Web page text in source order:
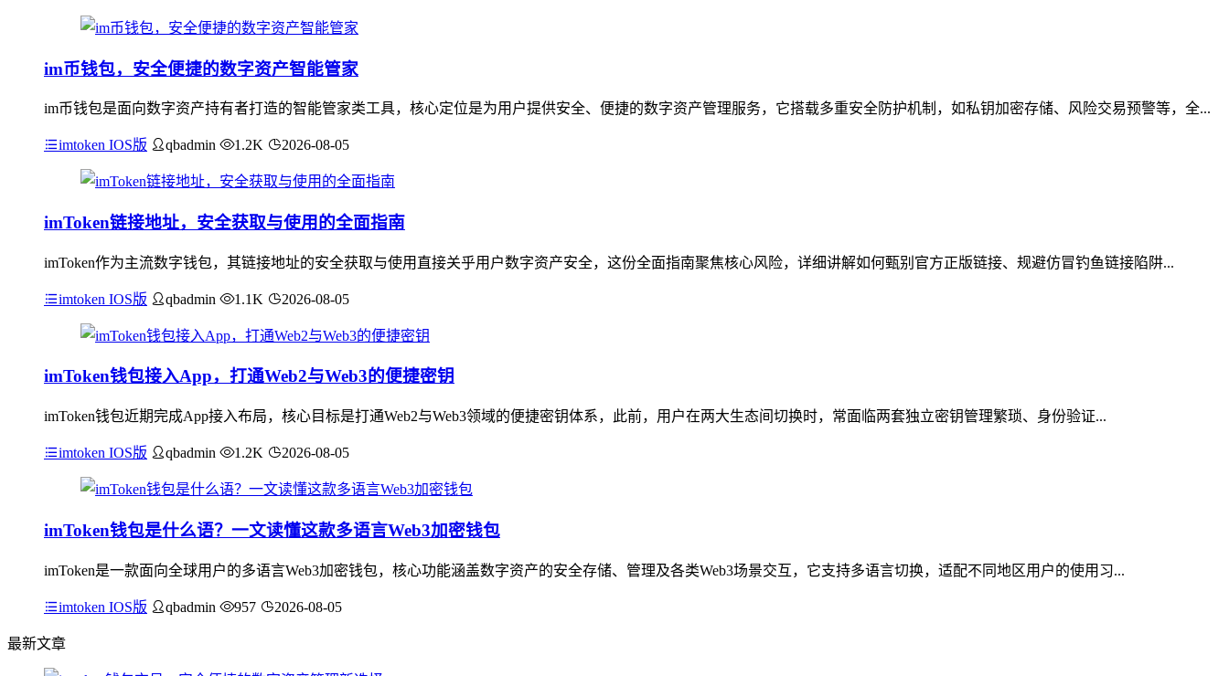
im币钱包，安全便捷的数字资产智能管家
im币钱包是面向数字资产持有者打造的智能管家类工具，核心定位是为用户提供安全、便捷的数字资产管理服务，它搭载多重安全防护机制，如私钥加密存储、风险交易预警等，全...
imtoken IOS版 qbadmin 1.2K 2026-08-05
imToken链接地址，安全获取与使用的全面指南
imToken作为主流数字钱包，其链接地址的安全获取与使用直接关乎用户数字资产安全，这份全面指南聚焦核心风险，详细讲解如何甄别官方正版链接、规避仿冒钓鱼链接陷阱...
imtoken IOS版 qbadmin 1.1K 2026-08-05
imToken钱包接入App，打通Web2与Web3的便捷密钥
imToken钱包近期完成App接入布局，核心目标是打通Web2与Web3领域的便捷密钥体系，此前，用户在两大生态间切换时，常面临两套独立密钥管理繁琐、身份验证...
imtoken IOS版 qbadmin 1.2K 2026-08-05
imToken钱包是什么语？一文读懂这款多语言Web3加密钱包
imToken是一款面向全球用户的多语言Web3加密钱包，核心功能涵盖数字资产的安全存储、管理及各类Web3场景交互，它支持多语言切换，适配不同地区用户的使用习...
imtoken IOS版 qbadmin 957 2026-08-05
最新文章